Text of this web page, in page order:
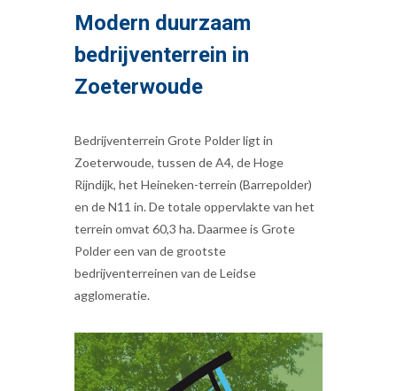
Modern duurzaam
bedrijventerrein in
Zoeterwoude
Bedrijventerrein Grote Polder ligt in
Zoeterwoude, tussen de A4, de Hoge
Rijndijk, het Heineken-terrein (Barrepolder)
en de N11 in. De totale oppervlakte van het
terrein omvat 60,3 ha. Daarmee is Grote
Polder een van de grootste
bedrijventerreinen van de Leidse
agglomeratie.